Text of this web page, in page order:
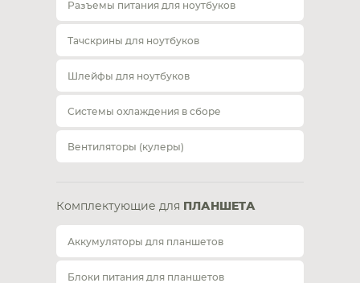
Разъемы питания для ноутбуков
Тачскрины для ноутбуков
Шлейфы для ноутбуков
Системы охлаждения в сборе
Вентиляторы (кулеры)
Комплектующие для ПЛАНШЕТА
Аккумуляторы для планшетов
Блоки питания для планшетов